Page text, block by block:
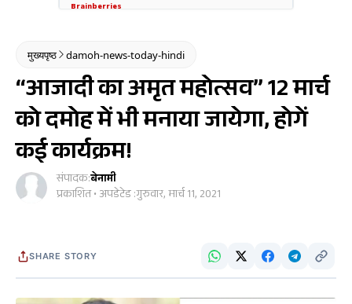
मुख्यपृष्ठ damoh-news-today-hindi
“आजादी का अमृत महोत्सव” 12 मार्च
को दमोह में भी मनाया जायेगा, होगें
कई कार्यक्रम!
संपादक:बेनामी
प्रकाशित • अपडेटेड :गुरुवार, मार्च 11, 2021
SHARE STORY